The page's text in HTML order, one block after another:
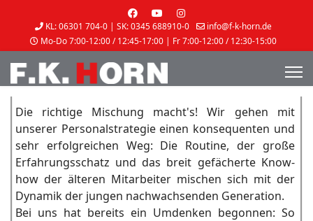
KL: 06301 704-0 | SK: 0345 688910-0
info@f-k-horn.de
Mo-Do 7:00-12:00 / 12:45-17:00 | Fr 7:00-12:00 / 12:30-15:00
Die richtige Mischung macht's! Wir gehen mit
unserer Personalstrategie einen konsequenten und
sehr erfolgreichen Weg: Die Routine, der große
Erfahrungsschatz und das breit gefächerte Know-
how der älteren Mitarbeiter mischen sich mit der
Dynamik der jungen nachwachsenden Generation.
Bei uns hat bereits ein Umdenken begonnen: So